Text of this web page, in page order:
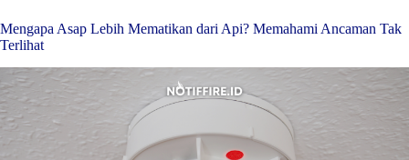
Mengapa Asap Lebih Mematikan dari Api? Memahami Ancaman Tak
Terlihat